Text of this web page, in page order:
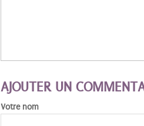
AJOUTER UN
Votre nom